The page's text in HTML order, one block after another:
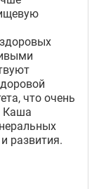
что очень
Каша
развития.